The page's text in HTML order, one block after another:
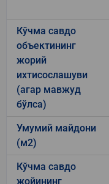
Кўчма савдо
объектининг
жорий
ихтисослашуви
(агар мавжуд
бўлса)
Умумий майдони
(м2)
Кўчма савдо
жойининг